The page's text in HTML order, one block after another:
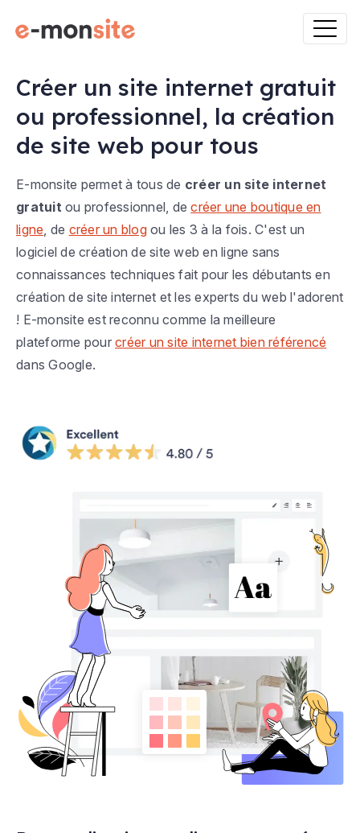
Créer un site internet gratuit
ou professionnel, la création
de site web pour tous
E-monsite permet à tous de créer un site internet
gratuit ou professionnel, decréer une boutique en
ligne , de créer un blogou les 3 à la fois. C'est un
logiciel de création de site web en ligne sans
connaissances techniques fait pour les débutants en
création de site internet et les experts du web l'adorent
! E-monsite est reconnu comme la meilleure
plateforme pour créer un site internet bien référencé
dans Google.